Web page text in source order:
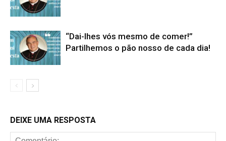
“Dai-lhes vós mesmo de comer!”
Partilhemos o pão nosso de cada dia!
DEIXE UMA RESPOSTA